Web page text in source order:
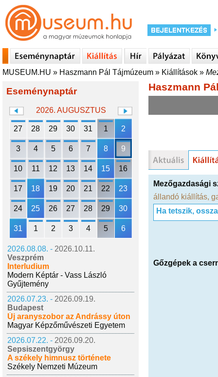
MUSEUM.HU » Haszmann Pál Tájmúzeum » Kiállítások »
Eseménynaptár
2026. AUGUSZTUS
27 28 29 30 31 1 2
3 4 5 6 7 8 9
10 11 12 13 14 15 16
17 18 19 20 21 22 23
24 25 26 27 28 29 30
31 1 2 3 4 5 6
2026.08.08. - 2026.10.11.
Veszprém
Interludium
Modern Képtár - Vass László
Gyűjtemény
2026.07.23. - 2026.09.19.
Budapest
Új aranyszobor az Andrássy úton
Magyar Képzőművészeti Egyetem
2026.07.22. - 2026.09.20.
Sepsiszentgyörgy
A székely himnusz története
Székely Nemzeti Múzeum
Haszmann
Mezőgazdasági
állandó kiállítás,
Ha tetszik,
Gőzgépek a